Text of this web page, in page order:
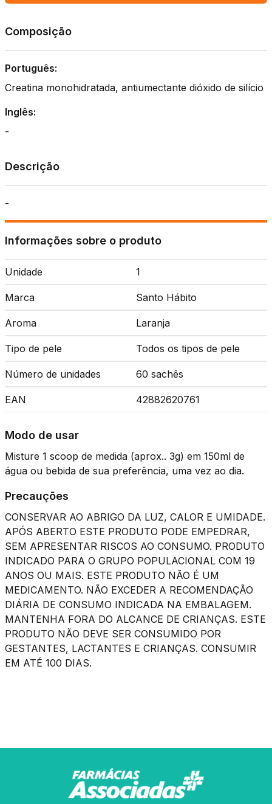
Composição
Português:
Creatina monohidratada, antiumectante dióxido de silício
Inglês:
-
Descrição
-
Informações sobre o produto
Unidade 1
Marca Santo Hábito
Aroma Laranja
Tipo de pele Todos os tipos de pele
Número de unidades 60 sachês
EAN 42882620761
Modo de usar
Misture 1 scoop de medida (aprox.. 3g) em 150ml de
água ou bebida de sua preferência, uma vez ao dia.
Precauções
CONSERVAR AO ABRIGO DA LUZ, CALOR E UMIDADE.
APÓS ABERTO ESTE PRODUTO PODE EMPEDRAR,
SEM APRESENTAR RISCOS AO CONSUMO. PRODUTO
INDICADO PARA O GRUPO POPULACIONAL COM 19
ANOS OU MAIS. ESTE PRODUTO NÃO É UM
MEDICAMENTO. NÃO EXCEDER A RECOMENDAÇÃO
DIÁRIA DE CONSUMO INDICADA NA EMBALAGEM.
MANTENHA FORA DO ALCANCE DE CRIANÇAS. ESTE
PRODUTO NÃO DEVE SER CONSUMIDO POR
GESTANTES, LACTANTES E CRIANÇAS. CONSUMIR
EM ATÉ 100 DIAS.